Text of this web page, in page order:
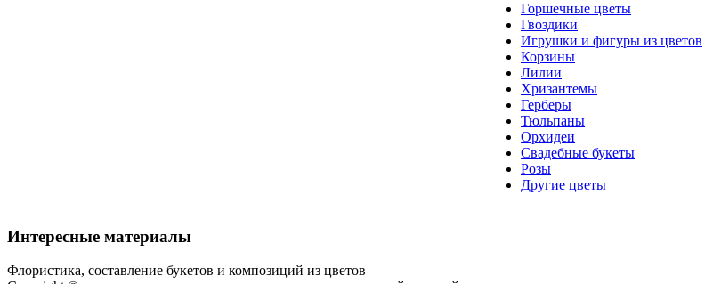
Горшечные цветы
Гвоздики
Игрушки и фигуры из цветов
Корзины
Лилии
Хризантемы
Герберы
Тюльпаны
Орхидеи
Свадебные букеты
Розы
Другие цветы
Интересные материалы
Флористика, составление букетов и композиций из цветов